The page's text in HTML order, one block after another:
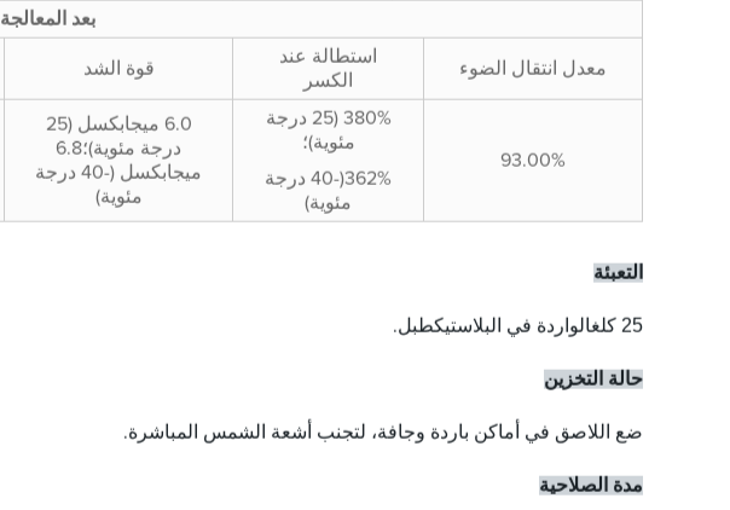
بعد المعالجة
معدل انتقال الضوء
استطالة عند
الكسر
قوة الشد
93.00%
380% (25 درجة
مئوية)؛
362%(-40 درجة
مئوية)
6.0 ميجابكسل (25
درجة مئوية)؛6.8
ميجابكسل (-40 درجة
مئوية)
التعبئة
25 كلغ الواردة في البلاستيكطبل.
حالة التخزين
ضع اللاصق في أماكن باردة وجافة، لتجنب أشعة الشمس المباشرة.
مدة الصلاحية